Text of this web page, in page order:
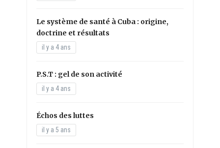
Le système de santé à Cuba : origine,
doctrine et résultats
il y a 4 ans
P.S.T : gel de son activité
il y a 4 ans
Échos des luttes
il y a 5 ans